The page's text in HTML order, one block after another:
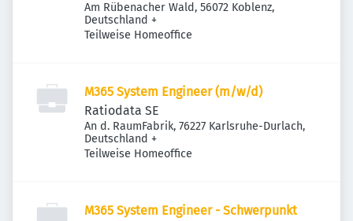
Am Rübenacher Wald, 56072 Koblenz,
Deutschland +
Teilweise Homeoffice
M365 System Engineer (m/w/d)
Ratiodata SE
An d. RaumFabrik, 76227 Karlsruhe-Durlach,
Deutschland +
Teilweise Homeoffice
M365 System Engineer - Schwerpunkt